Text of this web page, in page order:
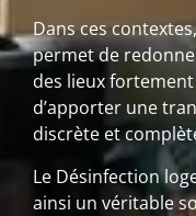
Dans ces
permet de
des lieux
d’apporter une
discrète et
Le Désinfection
ainsi un véritable